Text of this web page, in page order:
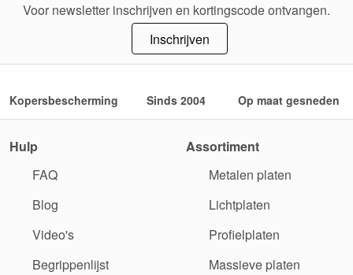
Voor newsletter inschrijven en kortingscode ontvangen.
Inschrijven
Kopersbescherming Sinds 2004 Op maat gesneden
Hulp
FAQ
Blog
Video's
Begrippenlijst
Assortiment
Metalen platen
Lichtplaten
Profielplaten
Massieve platen